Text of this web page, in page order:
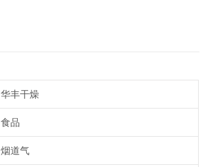
华丰干燥
食品
烟道气